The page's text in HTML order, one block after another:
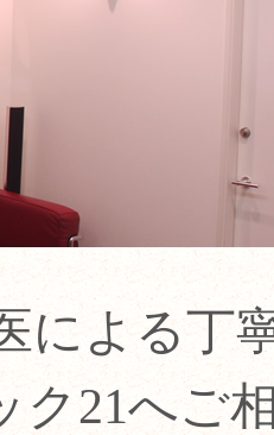
による丁
ク21へご